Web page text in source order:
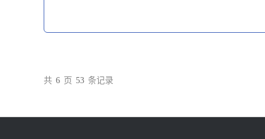
共 6 页 53 条记录